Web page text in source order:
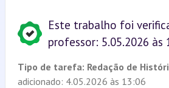
Este trabalho foi
professor: 5.05.2026 às
Tipo de tarefa: Redação de
adicionado: 4.05.2026 às 13:06